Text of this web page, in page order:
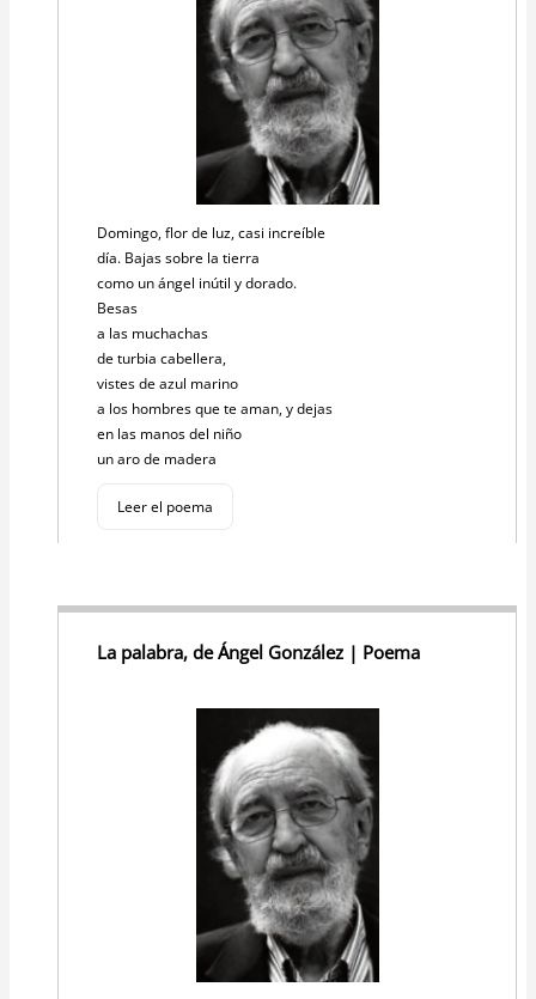
Domingo, flor de luz, casi increíble
día. Bajas sobre la tierra
como un ángel inútil y dorado.
Besas
a las muchachas
de turbia cabellera,
vistes de azul marino
a los hombres que te aman, y dejas
en las manos del niño
un aro de madera
Leer el poema
La palabra, de Ángel González | Poema